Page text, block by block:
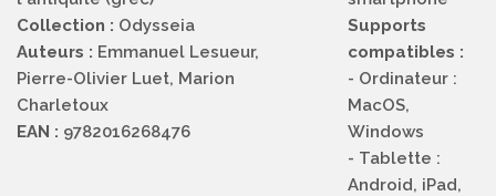
Collection : Odysseia
Auteurs : Emmanuel Lesueur,
Pierre-Olivier Luet, Marion
Charletoux
EAN : 9782016268476
Supports
compatibles :
- Ordinateur :
MacOS,
Windows
- Tablette :
Android, iPad,